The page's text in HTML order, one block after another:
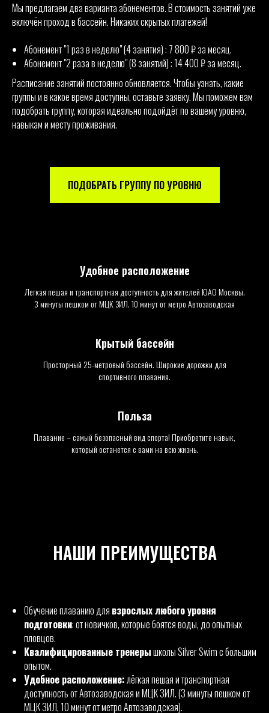
Мы предлагаем два варианта абонементов. В стоимость занятий уже
включён проход в бассейн. Никаких скрытых платежей!
Абонемент "1 раз в неделю" (4 занятия) : 7 800 ₽ за месяц.
Абонемент "2 раза в неделю" (8 занятий) : 14 400 ₽ за месяц.
Расписание занятий постоянно обновляется. Чтобы узнать, какие
группы и в какое время доступны, оставьте заявку. Мы поможем вам
подобрать группу, которая идеально подойдёт по вашему уровню,
навыкам и месту проживания.
ПОДОБРАТЬ ГРУППУ ПО УРОВНЮ
Удобное расположение
Легкая пешая и транспортная доступность для жителей ЮАО Москвы.
3 минуты пешком от МЦК ЗИЛ. 10 минут от метро Автозаводская
Крытый бассейн
Просторный 25-метровый бассейн. Широкие дорожки для
спортивного плавания.
Польза
Плавание – самый безопасный вид спорта! Приобретите навык,
который останется с вами на всю жизнь.
НАШИ ПРЕИМУЩЕСТВА
Обучение плаванию для взрослых любого уровня
подготовки: от новичков, которые боятся воды, до опытных
пловцов.
Квалифицированные тренерышколы Silver Swim с большим
опытом.
Удобное расположение:лёгкая пешая и транспортная
доступность от Автозаводская и МЦК ЗИЛ. (3 минуты пешком от
МЦК ЗИЛ, 10 минут от метро Автозаводская).